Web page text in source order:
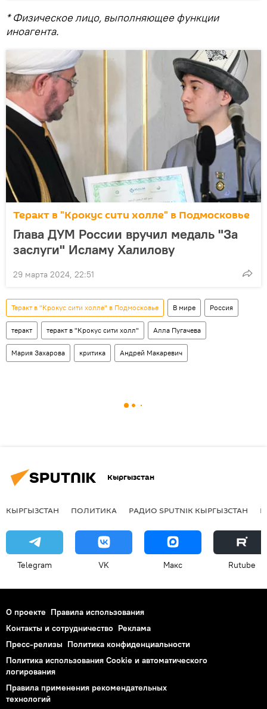
* Физическое лицо, выполняющее функции
иноагента.
Теракт в "Крокус сити холле" в Подмосковье
Глава ДУМ России вручил медаль "За
заслуги" Исламу Халилову
29 марта 2024, 22:51
Теракт в "Крокус сити холле" в Подмосковье В мире Россия
теракт теракт в "Крокус сити холл" Алла Пугачева
Мария Захарова критика Андрей Макаревич
Кыргызстан
КЫРГЫЗСТАН ПОЛИТИКА РАДИО SPUTNIK КЫРГЫЗСТАН
Telegram VK Макс Rutube
О проекте Правила использования
Контакты и сотрудничество Реклама
Пресс-релизы Политика конфиденциальности
Политика использования Cookie и автоматического
логирования
Правила применения рекомендательных
технологий